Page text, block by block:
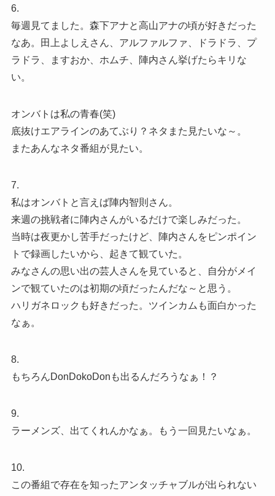
6.
毎週見てました。森下アナと高山アナの頃が好きだった
なあ。田上よしえさん、アルファルファ、ドラドラ、プ
ラドラ、ますおか、ホムチ、陣内さん挙げたらキリな
い。
オンバトは私の青春(笑)
底抜けエアラインのあてぶり？ネタまた見たいな～。
またあんなネタ番組が見たい。
7.
私はオンバトと言えば陣内智則さん。
来週の挑戦者に陣内さんがいるだけで楽しみだった。
当時は夜更かし苦手だったけど、陣内さんをピンポイン
トで録画したいから、起きて観ていた。
みなさんの思い出の芸人さんを見ていると、自分がメイ
ンで観ていたのは初期の頃だったんだな～と思う。
ハリガネロックも好きだった。ツインカムも面白かった
なぁ。
8.
もちろんDonDokoDonも出るんだろうなぁ！？
9.
ラーメンズ、出てくれんかなぁ。もう一回見たいなぁ。
10.
この番組で存在を知ったアンタッチャブルが出られない